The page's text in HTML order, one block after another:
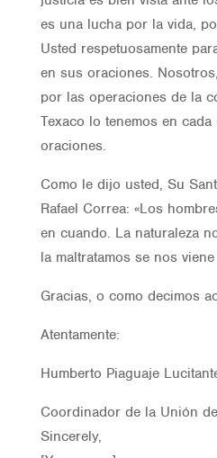
es una lucha por la vida,
Usted respetuosamente
en sus oraciones.
por las operaciones de la
Texaco lo tenemos en
oraciones.
Como le dijo usted, Su
Rafael Correa: «Los
en cuando. La naturaleza
la maltratamos se nos viene
Gracias, o como decimos
Atentamente:
Humberto Piaguaje
Coordinador de la Unión
Sincerely,